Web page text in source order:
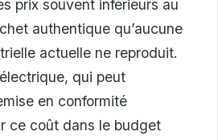
prix souvent inférieurs au
authentique qu’aucune
actuelle ne reproduit.
qui peut
en conformité
ce coût dans le budget